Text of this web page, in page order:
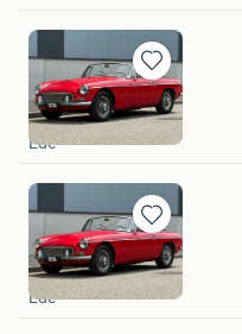
Bewaren
in
Mijn
Favorieten
Imparts B.V.
Ede
Bewaren
in
Mijn
Favorieten
Imparts B.V.
Ede